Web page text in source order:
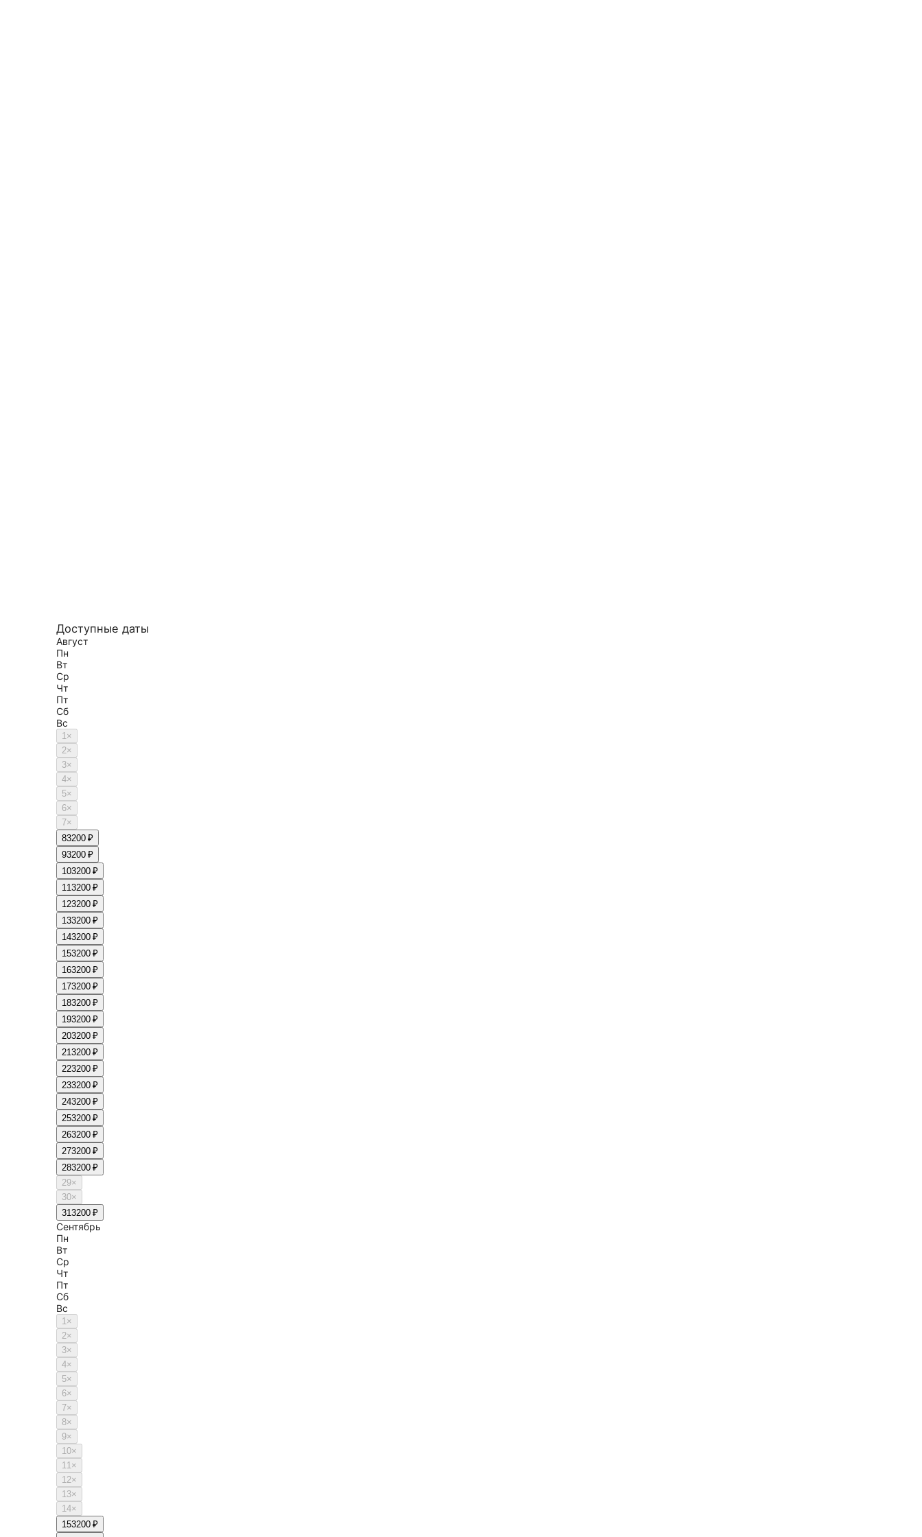
Доступные даты
Август
Пн
Вт
Ср
Чт
Пт
Сб
Вс
1×
2×
3×
4×
5×
6×
7×
83200 ₽
93200 ₽
103200 ₽
113200 ₽
123200 ₽
133200 ₽
143200 ₽
153200 ₽
163200 ₽
173200 ₽
183200 ₽
193200 ₽
203200 ₽
213200 ₽
223200 ₽
233200 ₽
243200 ₽
253200 ₽
263200 ₽
273200 ₽
283200 ₽
29×
30×
313200 ₽
Сентябрь
Пн
Вт
Ср
Чт
Пт
Сб
Вс
1×
2×
3×
4×
5×
6×
7×
8×
9×
10×
11×
12×
13×
14×
153200 ₽